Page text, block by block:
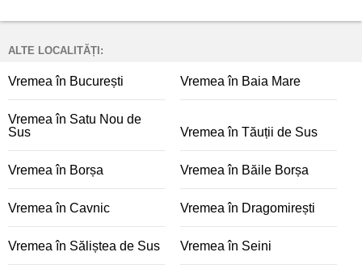
ALTE LOCALITĂȚI:
Vremea în București Vremea în Baia Mare
Vremea în Satu Nou de
Sus
Vremea în Tăuții de Sus
Vremea în Borșa Vremea în Băile Borșa
Vremea în Cavnic Vremea în Dragomirești
Vremea în Săliștea de Sus Vremea în Seini